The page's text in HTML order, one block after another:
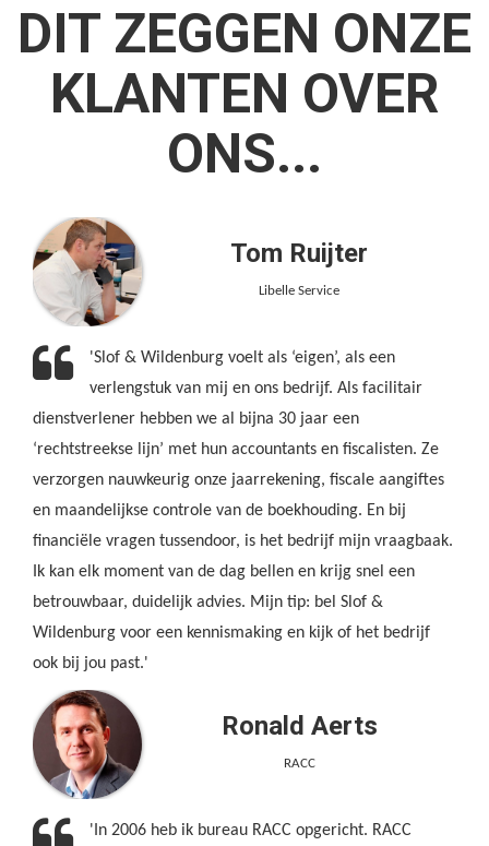
DIT ZEGGEN ONZE
KLANTEN OVER
ONS...
Tom Ruijter
Libelle Service
'Slof & Wildenburg voelt als ‘eigen’, als een
verlengstuk van mij en ons bedrijf. Als facilitair
dienstverlener hebben we al bijna 30 jaar een
‘rechtstreekse lijn’ met hun accountants en fiscalisten. Ze
verzorgen nauwkeurig onze jaarrekening, fiscale aangiftes
en maandelijkse controle van de boekhouding. En bij
financiële vragen tussendoor, is het bedrijf mijn vraagbaak.
Ik kan elk moment van de dag bellen en krijg snel een
betrouwbaar, duidelijk advies. Mijn tip: bel Slof &
Wildenburg voor een kennismaking en kijk of het bedrijf
ook bij jou past.'
Ronald Aerts
RACC
'In 2006 heb ik bureau RACC opgericht. RACC